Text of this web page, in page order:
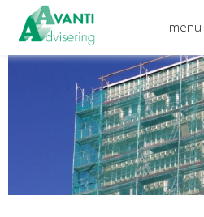
menu
Organisatie
Onze medewerkers
NOAB gecertificeerd
Algemene verordening
gegevensbescherming
Sponsoring
Zoeken
naar: